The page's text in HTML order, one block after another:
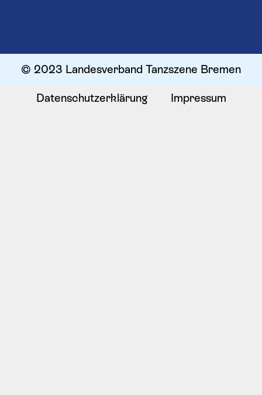
© 2023 Landesverband Tanzszene Bremen
Datenschutzerklärung Impressum